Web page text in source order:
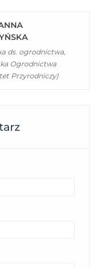
ds. ogrodnictwa,
Ogrodnictwa
Przyrodniczy)